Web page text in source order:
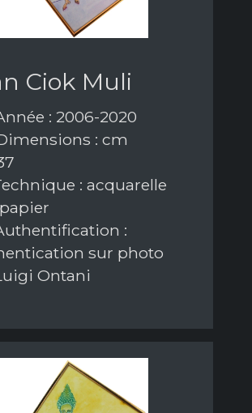
Ciok Muli
: 2006-2020
: cm
: acquarelle
:
sur photo
Ontani